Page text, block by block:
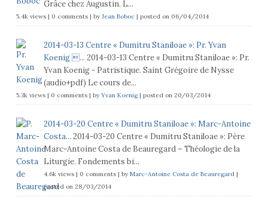
Grâce chez Augustin. L...
5.4k views| 0 comments| byJean Boboc| posted on 06/04/2014
2014-03-13 Centre « Dumitru Staniloae »: Pr. Yvan
Koenig ... 2014-03-13 Centre « Dumitru Staniloae »: Pr.
Yvan Koenig - Patristique. Saint Grégoire de Nysse
(audio+pdf) Le cours de...
5.3k views| 0 comments| byYvan Koenig| posted on 20/03/2014
2014-03-20 Centre « Dumitru Staniloae »: Marc-Antoine
Costa... 2014-03-20 Centre « Dumitru Staniloae »: Père
Marc-Antoine Costa de Beauregard – Théologie de la
Liturgie. Fondements bi...
4.6k views| 0 comments| byMarc-Antoine Costa de Beauregard|
posted on 28/03/2014